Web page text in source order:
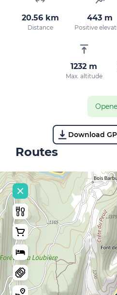
20.56 km
Distance
443 m
Positive
1232 m
Max. altitude
Download
Routes